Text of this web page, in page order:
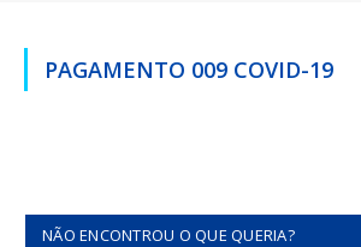
PAGAMENTO 009 COVID-19
NÃO ENCONTROU O QUE QUERIA?